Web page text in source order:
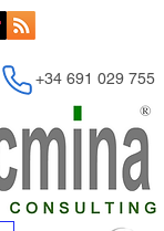
+34 691 029 755